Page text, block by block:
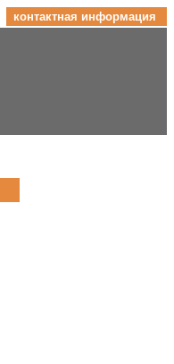
контактная информация